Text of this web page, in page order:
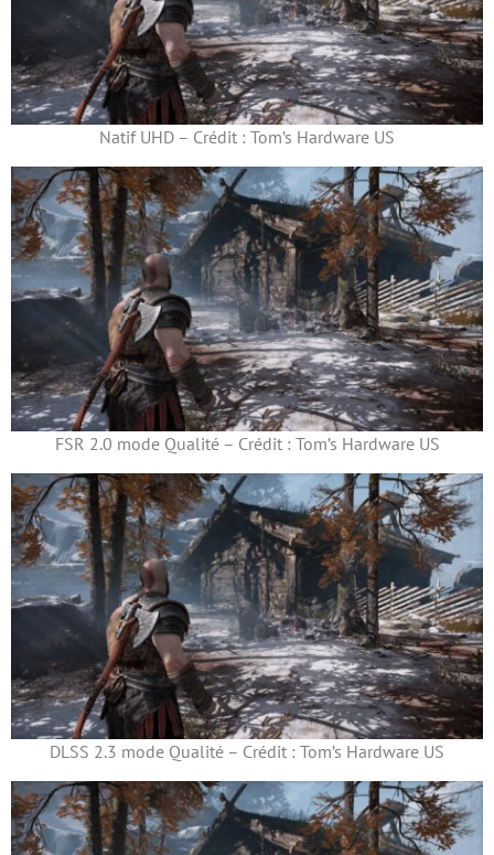
Natif UHD – Crédit : Tom’s Hardware US
FSR 2.0 mode Qualité – Crédit : Tom’s Hardware US
DLSS 2.3 mode Qualité – Crédit : Tom’s Hardware US